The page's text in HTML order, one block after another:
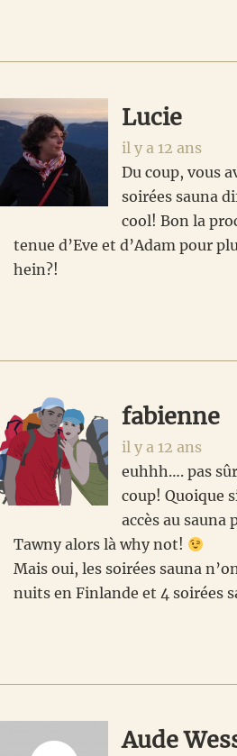
Lucie
il y a 12 ans
Du coup, vous
soirées sauna
cool! Bon la
tenue d’Eve et d’Adam pour
hein?!
fabienne
il y a 12 ans
euhhh…. pas
coup! Quoique
accès au sauna
Tawny alors là why not!
Mais oui, les soirées sauna
nuits en Finlande et 4 soirées
Aude